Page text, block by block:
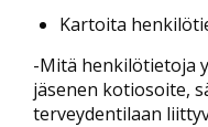
Kartoita
-Mitä henkilötietoja
jäsenen kotiosoite,
terveydentilaan